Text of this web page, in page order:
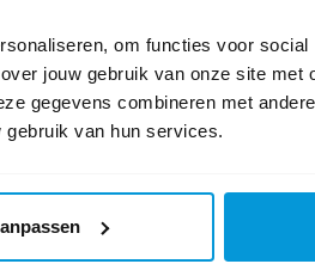
om functies voor
jouw gebruik van onze site met
gegevens combineren met
van hun services.
anti-graffiti
powerspons.